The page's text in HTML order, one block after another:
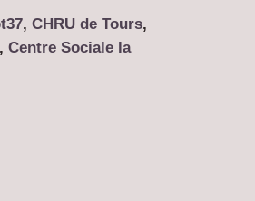
, CHRU de Tours,
, Centre Sociale la